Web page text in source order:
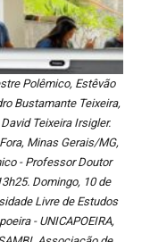
Polêmico, Estêvão
Bustamante Teixeira,
Teixeira Irsigler.
Minas Gerais/MG,
- Professor Doutor
Domingo, 10 de
Livre de Estudos
- UNICAPOEIRA,